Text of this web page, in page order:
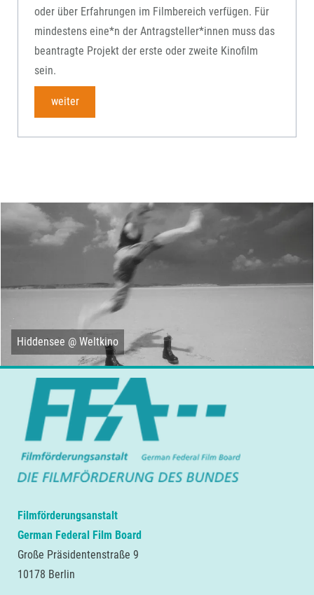
oder über Erfahrungen im Filmbereich verfügen. Für
mindestens eine*n der Antragsteller*innen muss das
beantragte Projekt der erste oder zweite Kinofilm
sein.
weiter
Hiddensee @ Weltkino
Filmförderungsanstalt
German Federal Film Board
Große Präsidentenstraße 9
10178 Berlin